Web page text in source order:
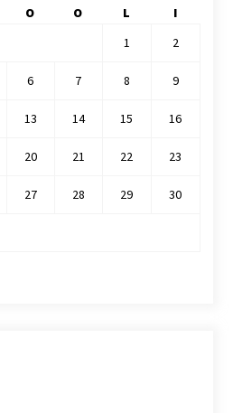
O O L
I
1
2
6 7 8 9
13 14 15 16
20 21 22 23
27 28 29 30